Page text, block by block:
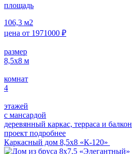
площадь
106,3 м2
цена от 1971000 ₽
размер
8,5х8 м
комнат
4
этажей
с мансардой
деревянный каркас, терраса и балкон
проект подробнее
Каркасный дом 8,5х8 «К-120»